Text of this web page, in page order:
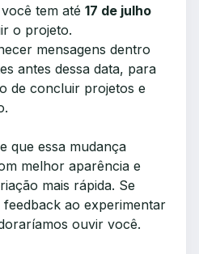
tem até 17 de julho
o projeto.
mensagens dentro
antes dessa data, para
de concluir projetos e
que essa mudança
melhor aparência e
mais rápida. Se
ao experimentar
ouvir você.